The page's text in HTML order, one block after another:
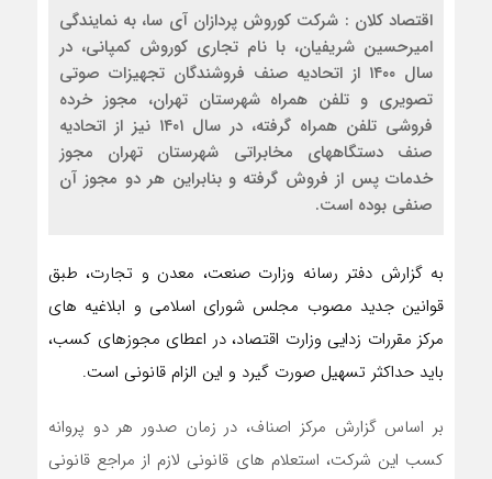
اقتصاد کلان : شرکت کوروش پردازان آی سا، به نمایندگی
امیرحسین شریفیان، با نام تجاری کوروش کمپانی، در
سال ۱۴۰۰ از اتحادیه صنف فروشندگان تجهیزات صوتی
تصویری و تلفن همراه شهرستان تهران، مجوز خرده
فروشی تلفن همراه گرفته، در سال ۱۴۰۱ نیز از اتحادیه
صنف دستگاههای مخابراتی شهرستان تهران مجوز
خدمات پس از فروش گرفته و بنابراین هر دو مجوز آن
صنفی بوده است.
به گزارش دفتر رسانه وزارت صنعت، معدن و تجارت، طبق
قوانین جدید مصوب مجلس شورای اسلامی و ابلاغیه های
مرکز مقررات زدایی وزارت اقتصاد، در اعطای مجوزهای کسب،
باید حداکثر تسهیل صورت گیرد و این الزام قانونی است.
بر اساس گزارش مرکز اصناف، در زمان صدور هر دو پروانه
کسب این شرکت، استعلام های قانونی لازم از مراجع قانونی